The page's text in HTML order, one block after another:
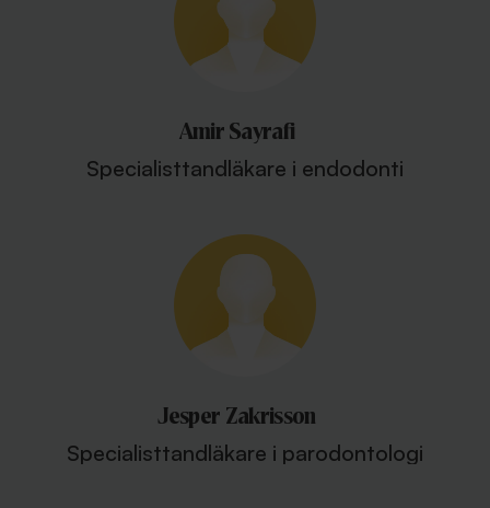
Amir Sayrafi
Specialisttandläkare i endodonti
Jesper Zakrisson
Specialisttandläkare i parodontologi